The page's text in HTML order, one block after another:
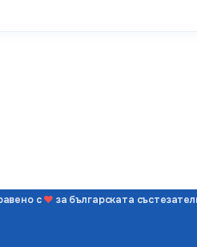
с❤ за българската